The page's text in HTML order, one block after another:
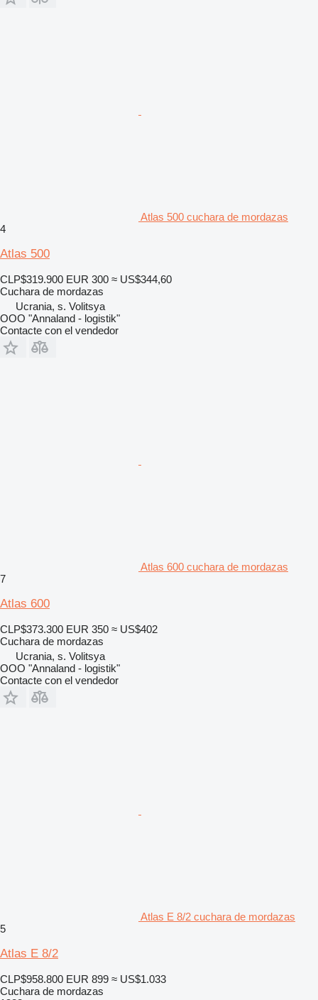
Atlas 500 cuchara de mordazas
4
Atlas 500
CLP$319.900 EUR 300 ≈ US$344,60
Cuchara de mordazas
Ucrania, s. Volitsya
OOO "Annaland - logistik"
Contacte con el vendedor
Atlas 600 cuchara de mordazas
7
Atlas 600
CLP$373.300 EUR 350 ≈ US$402
Cuchara de mordazas
Ucrania, s. Volitsya
OOO "Annaland - logistik"
Contacte con el vendedor
Atlas E 8/2 cuchara de mordazas
5
Atlas E 8/2
CLP$958.800 EUR 899 ≈ US$1.033
Cuchara de mordazas